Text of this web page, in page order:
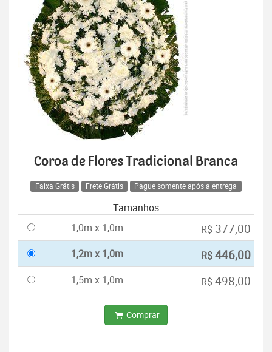
Coroa de Flores Tradicional Branca
Faixa Grátis Frete Grátis Pague somente após a entrega
Tamanhos
1,0m x 1,0m
R$ 377,00
1,2m x 1,0m R$446,00
1,5m x 1,0m R$ 498,00
Comprar